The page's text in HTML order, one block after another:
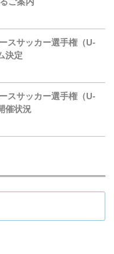
スサッカー選手権（U-
決定
スサッカー選手権（U-
催状況